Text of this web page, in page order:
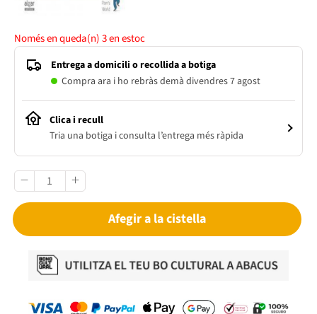
Només en queda(n)3en estoc
Entrega a domicili o recollida a botiga
Compra ara i ho rebràs demà divendres 7 agost
Clica i recull
Tria una botiga i consulta l’entrega més ràpida
Afegir a la cistella